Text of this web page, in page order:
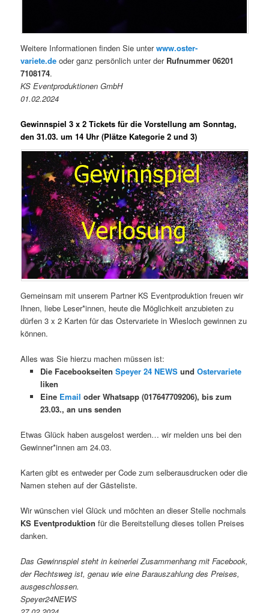
Weitere Informationen finden Sie unterwww.oster-
variete.de oder ganz persönlich unter der Rufnummer 06201
7108174.
KS Eventproduktionen GmbH
01.02.2024
Gewinnspiel 3 x 2 Tickets für die Vorstellung am Sonntag,
den 31.03. um 14 Uhr (Plätze Kategorie 2 und 3)
Gemeinsam mit unserem Partner KS Eventproduktion freuen wir
Ihnen, liebe Leser*innen, heute die Möglichkeit anzubieten zu
dürfen 3 x 2 Karten für das Ostervariete in Wiesloch gewinnen zu
können.
Alles was Sie hierzu machen müssen ist:
Die Facebookseiten Speyer 24 NEWSund Ostervariete
liken
Eine Email oder Whatsapp (017647709206), bis zum
23.03., an uns senden
Etwas Glück haben ausgelost werden… wir melden uns bei den
Gewinner*innen am 24.03.
Karten gibt es entweder per Code zum selberausdrucken oder die
Namen stehen auf der Gästeliste.
Wir wünschen viel Glück und möchten an dieser Stelle nochmals
KS Eventproduktion für die Bereitstellung dieses tollen Preises
danken.
Das Gewinnspiel steht in keinerlei Zusammenhang mit Facebook,
der Rechtsweg ist, genau wie eine Barauszahlung des Preises,
ausgeschlossen.
Speyer24NEWS